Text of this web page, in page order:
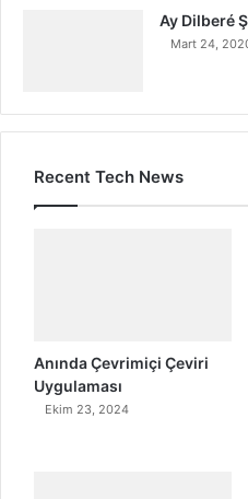
Ay Dilberé
Mart 24,
Recent Tech News
Anında Çevrimiçi Çeviri
Uygulaması
Ekim 23, 2024